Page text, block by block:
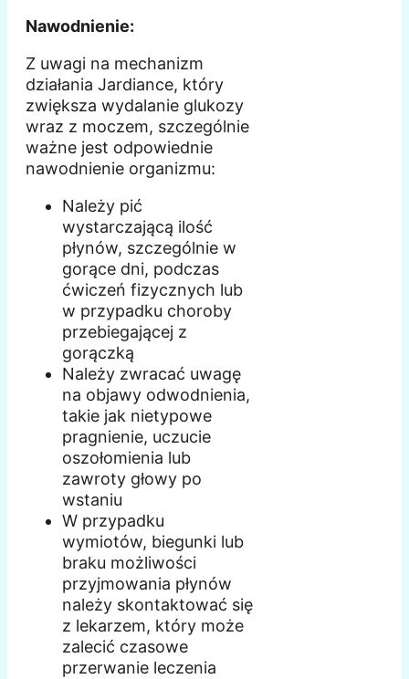
Nawodnienie:
Z uwagi na mechanizm
działania Jardiance, który
zwiększa wydalanie glukozy
wraz z moczem, szczególnie
ważne jest odpowiednie
nawodnienie organizmu:
Należy pić
wystarczającą ilość
płynów, szczególnie w
gorące dni, podczas
ćwiczeń fizycznych lub
w przypadku choroby
przebiegającej z
gorączką
Należy zwracać uwagę
na objawy odwodnienia,
takie jak nietypowe
pragnienie, uczucie
oszołomienia lub
zawroty głowy po
wstaniu
W przypadku
wymiotów, biegunki lub
braku możliwości
przyjmowania płynów
należy skontaktować się
z lekarzem, który może
zalecić czasowe
przerwanie leczenia